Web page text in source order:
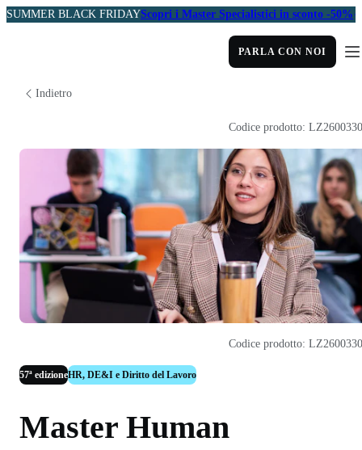
SUMMER BLACK FRIDAYScopri i Master Specialistici in sconto -50%
PARLA CON NOI
Indietro
57ª edizioneHR, DE&I e Diritto del Lavoro
Master Human
Codice prodotto:
Codice prodotto: